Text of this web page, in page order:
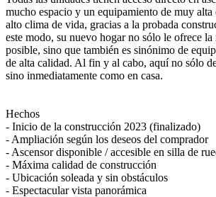
mucho espacio y un equipamiento de muy alta
alto clima de vida, gracias a la probada
este modo, su nuevo hogar no sólo le ofrece
posible, sino que también es sinónimo de
de alta calidad. Al fin y al cabo, aquí no sólo
sino inmediatamente como en casa.
Hechos
- Inicio de la construcción 2023 (finalizado)
- Ampliación según los deseos del comprador
- Ascensor disponible / accesible en silla de
- Máxima calidad de construcción
- Ubicación soleada y sin obstáculos
- Espectacular vista panorámica